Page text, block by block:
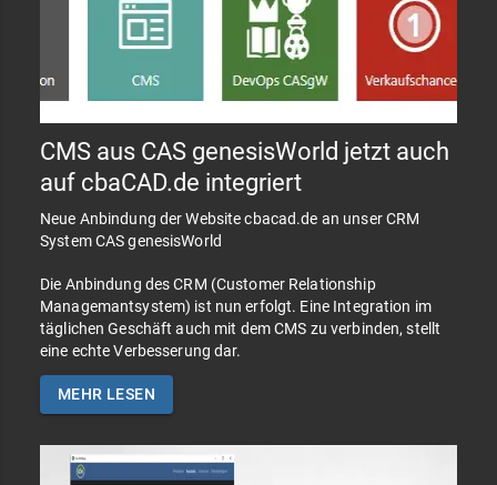
CMS aus CAS genesisWorld jetzt auch
auf cbaCAD.de integriert
Neue Anbindung der Website cbacad.de an unser CRM
System CAS genesisWorld
Die Anbindung des CRM (Customer Relationship
Managemantsystem) ist nun erfolgt. Eine Integration im
täglichen Geschäft auch mit dem CMS zu verbinden, stellt
eine echte Verbesserung dar.
MEHR LESEN